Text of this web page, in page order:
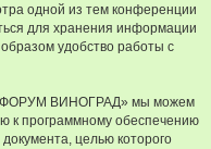
одной из тем конференции
для хранения информации
удобство работы с
«ФОРУМ ВИНОГРАД» мы можем
к программному обеспечению
целью которого